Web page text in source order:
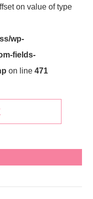
on value of type
wp-
fields-
on line471